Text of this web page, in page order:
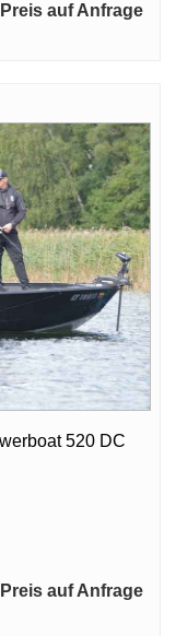
Preis auf Anfrage
520 DC
Preis auf Anfrage